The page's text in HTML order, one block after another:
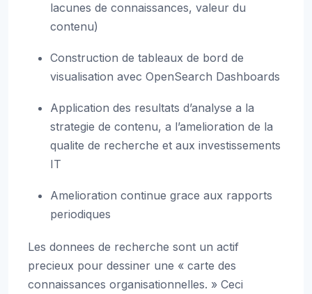
lacunes de connaissances, valeur du
contenu)
Construction de tableaux de bord de
visualisation avec OpenSearch Dashboards
Application des resultats d’analyse a la
strategie de contenu, a l’amelioration de la
qualite de recherche et aux investissements
IT
Amelioration continue grace aux rapports
periodiques
Les donnees de recherche sont un actif
precieux pour dessiner une « carte des
connaissances organisationnelles. » Ceci